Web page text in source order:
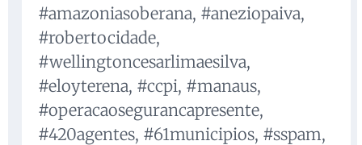
#amazoniasoberana, #aneziopaiva,
#robertocidade,
#wellingtoncesarlimaesilva,
#eloyterena, #ccpi, #manaus,
#operacaosegurancapresente,
#420agentes, #61municipios, #sspam,